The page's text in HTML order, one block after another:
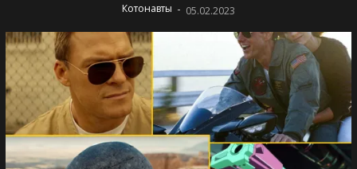
Котонавты - 05.02.2023